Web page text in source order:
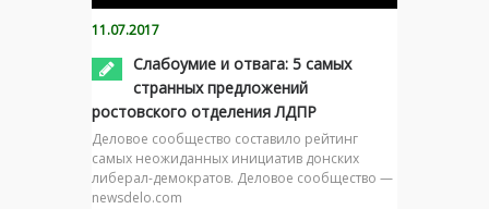
11.07.2017
Слабоумие и отвага: 5 самых
странных предложений
ростовского отделения ЛДПР
Деловое сообщество составило рейтинг
самых неожиданных инициатив донских
либерал-демократов. Деловое сообщество —
newsdelo.com